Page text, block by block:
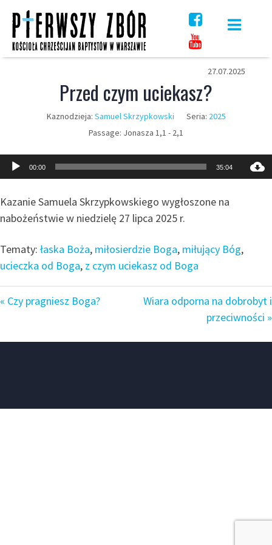
content
27.07.2025
Przed czym uciekasz?
Kaznodzieja: Samuel Skrzypkowski Seria: 2025
Passage: Jonasza 1,1 - 2,1
Odtwarzacz
plików
dźwiękowych
00:00 35:04
Kazanie Samuela Skrzypkowskiego wygłoszone na
nabożeństwie w niedzielę 27 lipca 2025 r.
Tematy: łaska Boża, miłosierdzie Boga, miłujący Bóg,
ucieczka od Boga, z czym uciekasz od Boga
« Czy pragniesz Boga?
Wiara odporna na dobrobyt i
przeciwności »